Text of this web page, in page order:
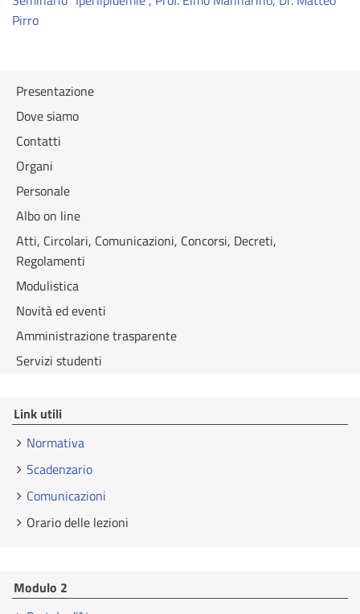
Pirro
Presentazione
Dove siamo
Contatti
Organi
Personale
Albo on line
Atti, Circolari, Comunicazioni, Concorsi, Decreti,
Regolamenti
Modulistica
Novità ed eventi
Amministrazione trasparente
Servizi studenti
Link utili
Normativa
Scadenzario
Comunicazioni
Orario delle lezioni
Modulo 2